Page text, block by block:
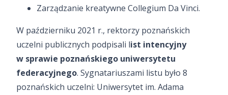
Zarządzanie kreatywne Collegium Da Vinci.
W październiku 2021 r., rektorzy poznańskich
uczelni publicznych podpisali list intencyjny
w sprawie poznańskiego uniwersytetu
federacyjnego. Sygnatariuszami listu było 8
poznańskich uczelni: Uniwersytet im. Adama